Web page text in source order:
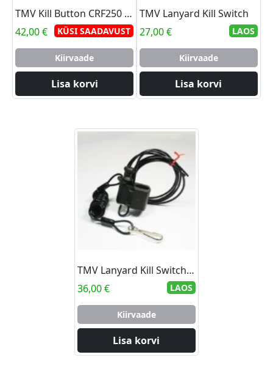
TMV Kill Button CRF250 10-13 CRF450 09-12 (Electric Igni.
42,00€ KÜSI SAADAVUST
Kiirvaade
Lisa korvi
TMV Lanyard Kill Switch
27,00€ LAOS
Kiirvaade
Lisa korvi
TMV Lanyard Kill Switch for ATV
36,00€ LAOS
Kiirvaade
Lisa korvi